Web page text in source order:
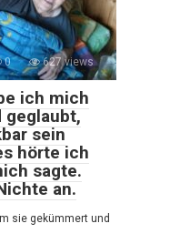
0 627 views
ich mich
geglaubt,
sein
hörte ich
sagte.
an.
sie gekümmert und